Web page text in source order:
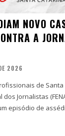
NOVO
A
2026
de
dos Jornalistas
episódio de